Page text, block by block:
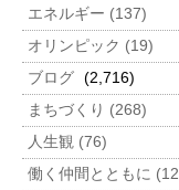
エネルギー (137)
オリンピック (19)
ブログ (2,716)
まちづくり (268)
人生観 (76)
働く仲間とともに